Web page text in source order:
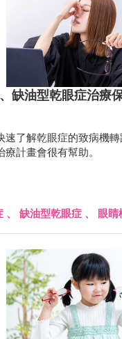
缺油型乾眼症治療
了解乾眼症的致病機
計畫會很有幫助。
、 缺油型乾眼症 、 眼睛